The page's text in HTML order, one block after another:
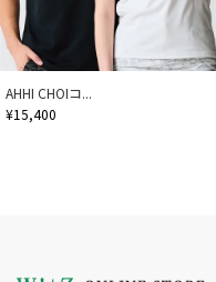
AHHI CHOIコ...
¥15,400